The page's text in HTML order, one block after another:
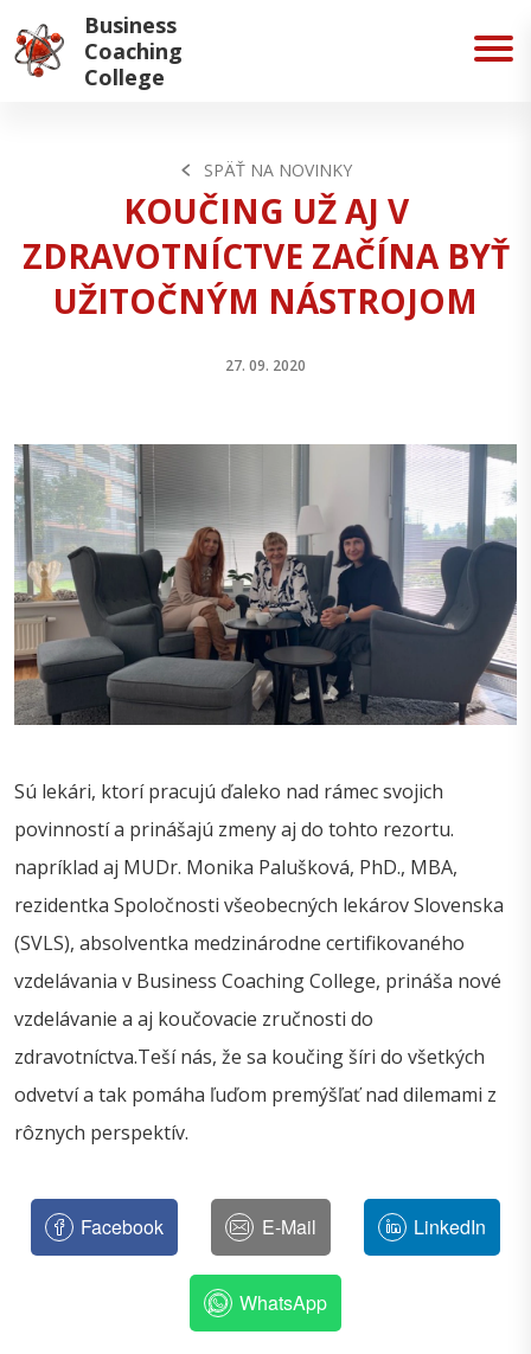
Business
Coaching
College
SPÄŤ NA NOVINKY
KOUČING UŽ AJ V
ZDRAVOTNÍCTVE ZAČÍNA BYŤ
UŽITOČNÝM NÁSTROJOM
27. 09. 2020
Sú lekári, ktorí pracujú ďaleko nad rámec svojich
povinností a prinášajú zmeny aj do tohto rezortu.
napríklad aj MUDr. Monika Palušková, PhD., MBA,
rezidentka Spoločnosti všeobecných lekárov Slovenska
(SVLS), absolventka medzinárodne certifikovaného
vzdelávania v Business Coaching College, prináša nové
vzdelávanie a aj koučovacie zručnosti do
zdravotníctva.Teší nás, že sa koučing šíri do všetkých
odvetví a tak pomáha ľuďom premýšľať nad dilemami z
rôznych perspektív.
Facebook E-Mail LinkedIn
WhatsApp